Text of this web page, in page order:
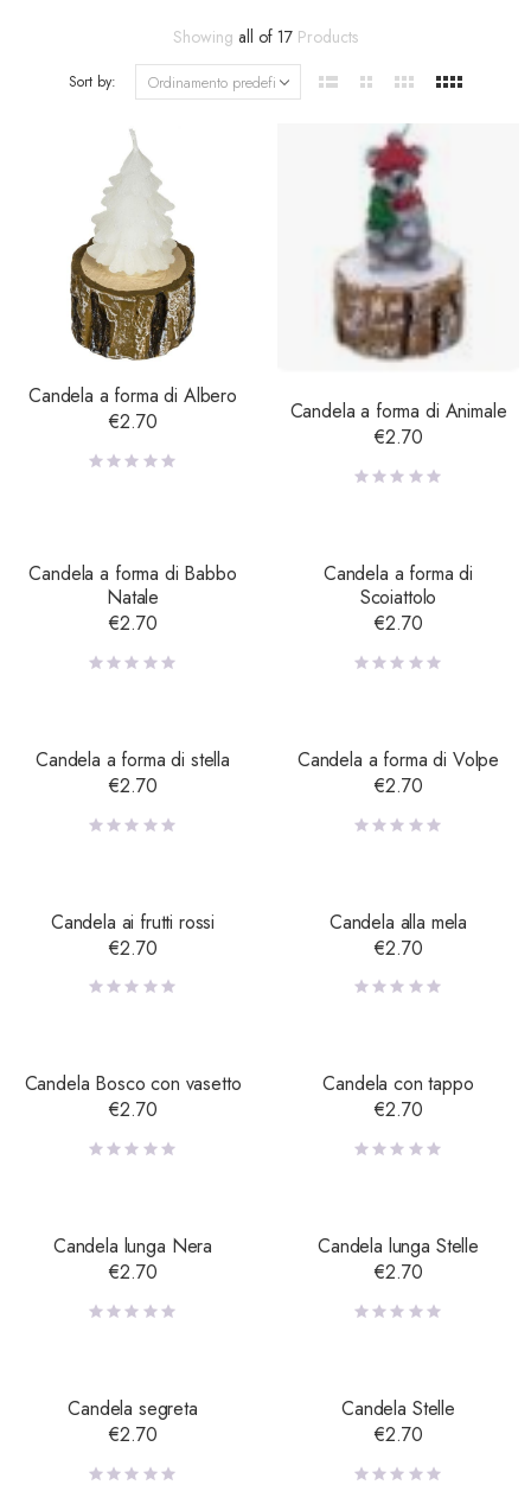
Showing all of 17 Products
Sort by:
Candela a forma di Albero
€2.70
Candela a forma di Animale
€2.70
Candela a forma di Babbo
Natale
€2.70
Candela a forma di
Scoiattolo
€2.70
Candela a forma di stella
€2.70
Candela a forma di Volpe
€2.70
Candela ai frutti rossi
€2.70
Candela alla mela
€2.70
Candela Bosco con vasetto
€2.70
Candela con tappo
€2.70
Candela lunga Nera
€2.70
Candela lunga Stelle
€2.70
Candela segreta
€2.70
Candela Stelle
€2.70